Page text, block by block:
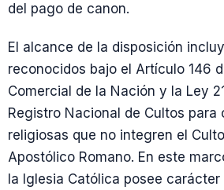
del pago de canon.
El alcance de la disposición
reconocidos bajo el Artículo 146
Comercial de la Nación y la Ley
Registro Nacional de Cultos para
religiosas que no integren el
Apostólico Romano. En este
la Iglesia Católica posee